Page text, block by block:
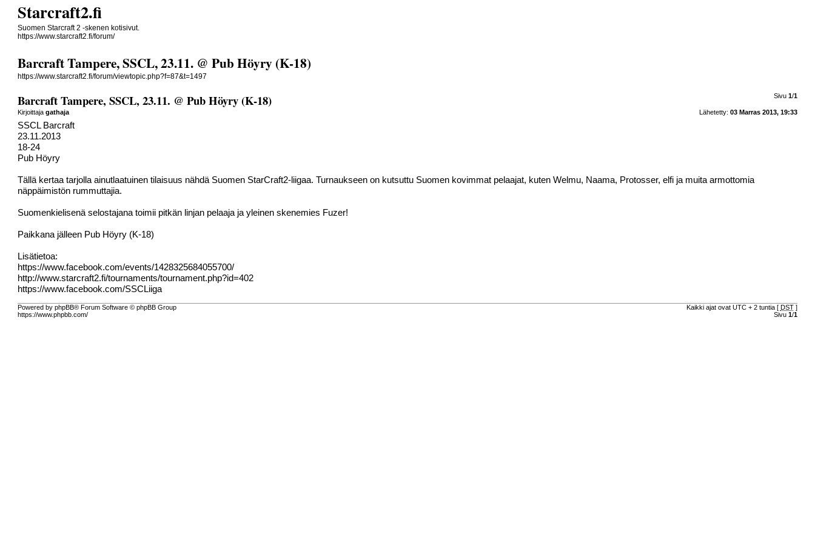
Starcraft2.fi
Suomen Starcraft 2 -skenen kotisivut.
https://www.starcraft2.fi/forum/
Barcraft Tampere, SSCL, 23.11. @ Pub Höyry (K-18)
https://www.starcraft2.fi/forum/viewtopic.php?f=87&t=1497
Sivu 1/1
Barcraft Tampere, SSCL, 23.11. @ Pub Höyry (K-18)
Lähetetty: 03 Marras 2013, 19:33
Kirjoittajagathaja
SSCL Barcraft
23.11.2013
18-24
Pub Höyry
Tällä kertaa tarjolla ainutlaatuinen tilaisuus nähdä Suomen StarCraft2-liigaa. Turnaukseen on kutsuttu Suomen kovimmat pelaajat, kuten Welmu, Naama, Protosser, elfi ja muita armottomia
näppäimistön rummuttajia.
Suomenkielisenä selostajana toimii pitkän linjan pelaaja ja yleinen skenemies Fuzer!
Paikkana jälleen Pub Höyry (K-18)
Lisätietoa:
https://www.facebook.com/events/1428325684055700/
http://www.starcraft2.fi/tournaments/tournament.php?id=402
https://www.facebook.com/SSCLiiga
Kaikki ajat ovat UTC + 2 tuntia [ DST]
Sivu 1/1
Powered by phpBB® Forum Software © phpBB Group
https://www.phpbb.com/